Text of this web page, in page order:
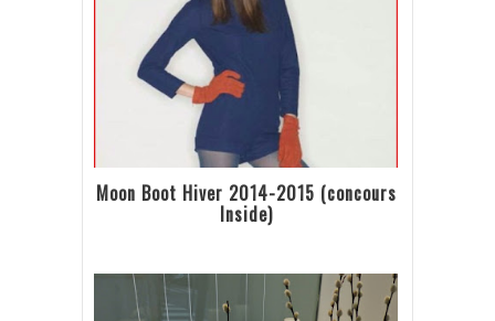
Moon Boot Hiver 2014-2015 (concours
Inside)